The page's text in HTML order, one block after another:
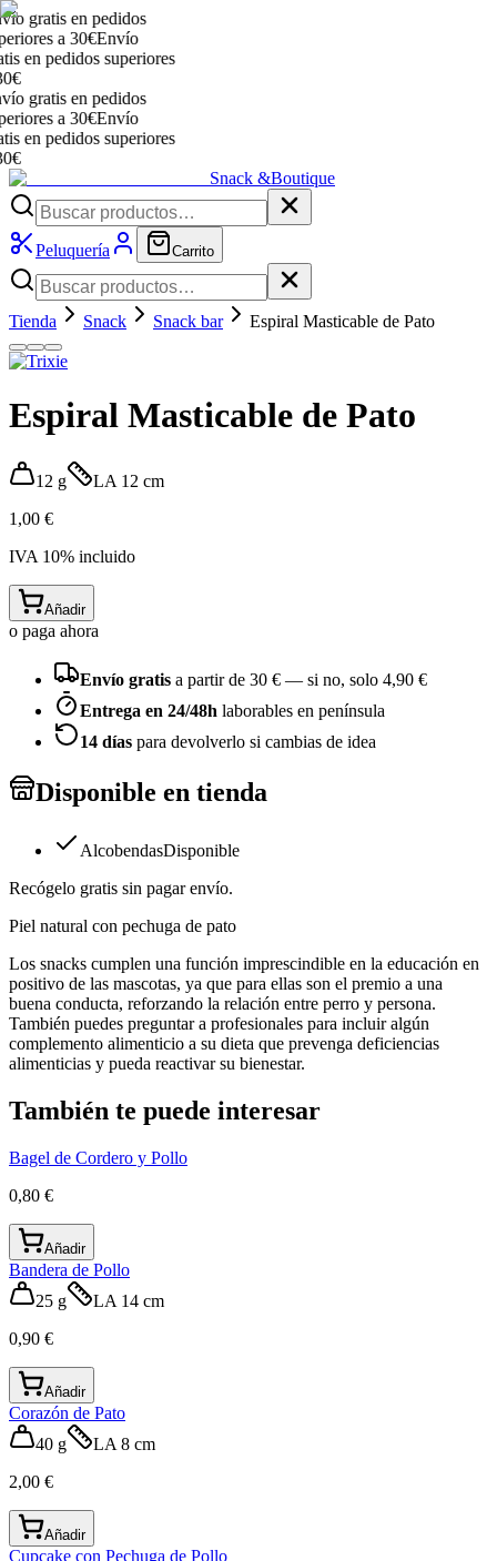
gratis en pedidos
a 30€Envío
pedidos superiores
gratis en pedidos
a 30€Envío
pedidos superiores
Snack &Boutique
Peluquería Carrito
Tienda Snack Snack bar Espiral Masticable de Pato
Espiral Masticable de Pato
12 g
LA 12 cm
1,00 €
IVA 10% incluido
Añadir
o paga ahora
Envío gratis a partir de 30 € — si no, solo 4,90 €
Entrega en 24/48h laborables en península
14 días para devolverlo si cambias de idea
Disponible en tienda
AlcobendasDisponible
Recógelo gratis sin pagar envío.
Piel natural con pechuga de pato
Los snacks cumplen una función imprescindible en la educación en
positivo de las mascotas, ya que para ellas son el premio a una
buena conducta, reforzando la relación entre perro y persona.
También puedes preguntar a profesionales para incluir algún
complemento alimenticio a su dieta que prevenga deficiencias
alimenticias y pueda reactivar su bienestar.
También te puede interesar
Bagel de Cordero y Pollo
0,80 €
Añadir
Bandera de Pollo
25 g
LA 14 cm
0,90 €
Añadir
Corazón de Pato
40 g
LA 8 cm
2,00 €
Añadir
Cupcake con Pechuga de Pollo